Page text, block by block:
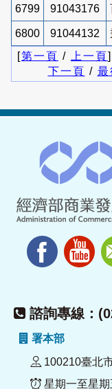
6799 91043176
6800 91044132
[第一頁 / 上一頁]
下一頁 / 最
諮詢專線：
署本部
100210臺北
星期一至星期